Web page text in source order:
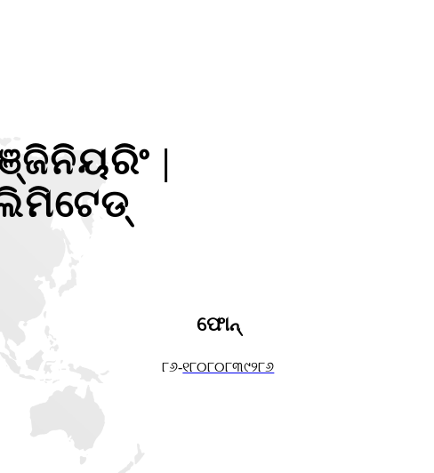
|
ଫୋନ୍
୮୬-୧୮୦୮୦୮୩୯୨୮୬